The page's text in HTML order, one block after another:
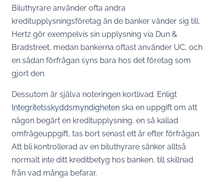
Biluthyrare använder ofta andra
kreditupplysningsföretag än de banker vänder sig till.
Hertz gör exempelvis sin upplysning via Dun &
Bradstreet, medan bankerna oftast använder UC, och
en sådan förfrågan syns bara hos det företag som
gjort den.
Dessutom är själva noteringen kortlivad. Enligt
Integritetsskyddsmyndigheten ska en uppgift om att
någon begärt en kreditupplysning, en så kallad
omfrågeuppgift, tas bort senast ett år efter förfrågan.
Att bli kontrollerad av en biluthyrare sänker alltså
normalt inte ditt kreditbetyg hos banken, till skillnad
från vad många befarar.